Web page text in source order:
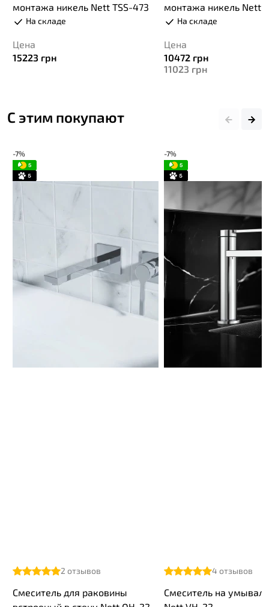
монтажа никель Nett TSS-473
На складе
Цена
15223 грн
монтажа никель Nett
На складе
Цена
10472 грн
11023 грн
С этим покупают
-7%
2 отзывов
Смеситель для раковины
-7%
4 отзывов
Смеситель на